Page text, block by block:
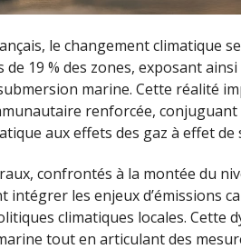
le changement climatique
19 % des zones, exposant
marine. Cette réalité
renforcée,
aux effets des gaz à effet de
confrontés à la montée du
intégrer les enjeux d’émissions
climatiques locales. Cette
tout en articulant des